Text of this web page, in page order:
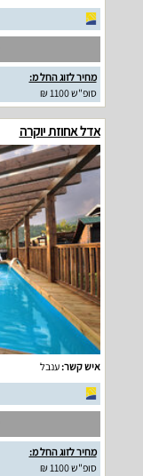
מחיר לזוג החל מ:
סופ"ש 1100 ₪
אדל אחוזת יוקרה
איש קשר:ענבל
מחיר לזוג החל מ:
סופ"ש 1100 ₪